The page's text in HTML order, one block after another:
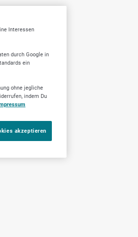
Interessen
durch Google in
ein
ohne jegliche
indem Du
akzeptieren